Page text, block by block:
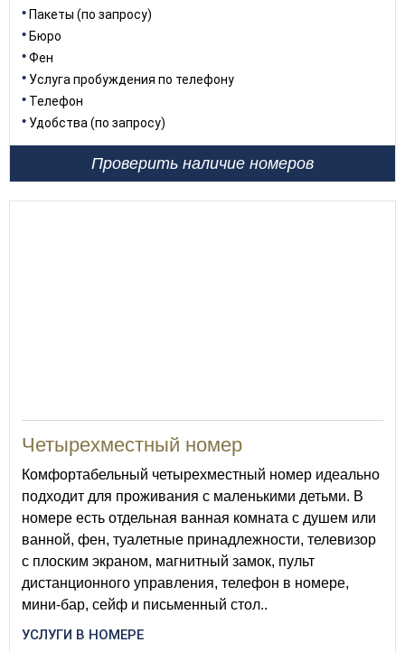
Пакеты (по запросу)
Бюро
Фен
Услуга пробуждения по телефону
Телефон
Удобства (по запросу)
Проверить наличие номеров
Четырехместный номер
Комфортабельный четырехместный номер идеально
подходит для проживания с маленькими детьми. В
номере есть отдельная ванная комната с душем или
ванной, фен, туалетные принадлежности, телевизор
с плоским экраном, магнитный замок, пульт
дистанционного управления, телефон в номере,
мини-бар, сейф и письменный стол..
УСЛУГИ В НОМЕРЕ